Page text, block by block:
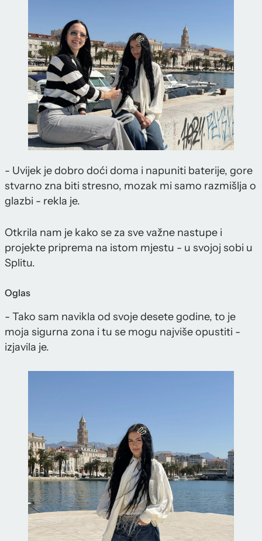
- Uvijek je dobro doći doma i napuniti baterije, gore
stvarno zna biti stresno, mozak mi samo razmišlja o
glazbi - rekla je.
Otkrila nam je kako se za sve važne nastupe i
projekte priprema na istom mjestu - u svojoj sobi u
Splitu.
Oglas
- Tako sam navikla od svoje desete godine, to je
moja sigurna zona i tu se mogu najviše opustiti -
izjavila je.